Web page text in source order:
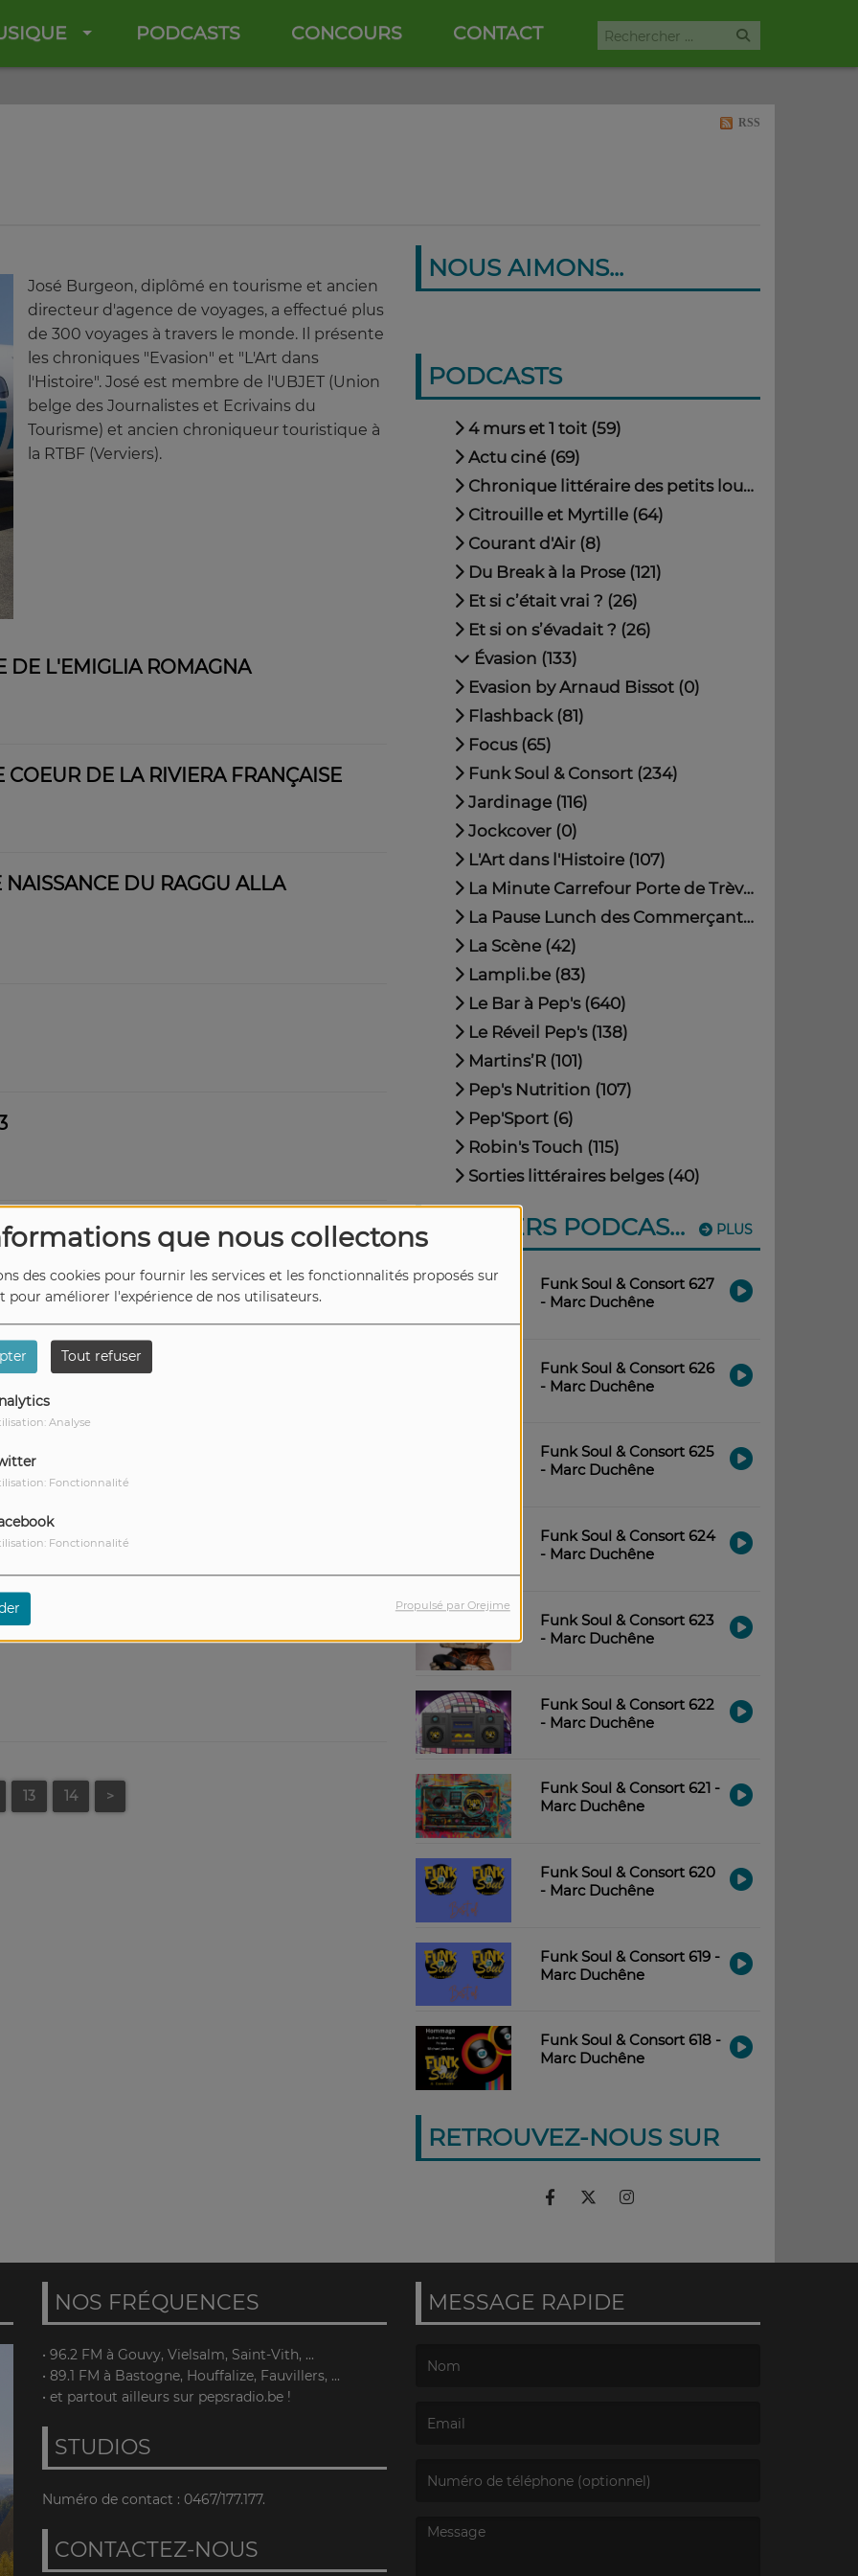
que nous collectons
des cookies pour fournir les services et les fonctionnalités proposés sur
pour améliorer l'expérience de nos utilisateurs.
Tout refuser
Analyse
Fonctionnalité
Fonctionnalité
Propulsé par Orejime
PODCASTS CONCOURS CONTACT
RSS
José Burgeon, diplômé en tourisme et ancien
directeur d'agence de voyages, a effectué plus
de 300 voyages à travers le monde. Il présente
les chroniques "Evasion" et "L'Art dans
l'Histoire". José est membre de l'UBJET (Union
belge des Journalistes et Ecrivains du
Tourisme) et ancien chroniqueur touristique à
la RTBF (Verviers).
DE L'EMIGLIA ROMAGNA
COEUR DE LA RIVIERA FRANÇAISE
DU RAGGU ALLA
13 14 >
NOUS AIMONS...
PODCASTS
4 murs et 1 toit (59)
Actu ciné (69)
Chronique littéraire des petits loustics (32)
Citrouille et Myrtille (64)
Courant d'Air (8)
Du Break à la Prose (121)
Et si c’était vrai ? (26)
Et si on s’évadait ? (26)
Évasion (133)
Evasion by Arnaud Bissot (0)
Flashback (81)
Focus (65)
Funk Soul & Consort (234)
Jardinage (116)
Jockcover (0)
L'Art dans l'Histoire (107)
La Minute Carrefour Porte de Trèves à Bastogne (23)
La Pause Lunch des Commerçants de Bastogne (6)
La Scène (42)
Lampli.be (83)
Le Bar à Pep's (640)
Le Réveil Pep's (138)
Martins’R (101)
Pep's Nutrition (107)
Pep'Sport (6)
Robin's Touch (115)
Sorties littéraires belges (40)
PLUS
DERNIERS PODCASTS
Funk Soul & Consort 627
- Marc Duchêne
Funk Soul & Consort 626
- Marc Duchêne
Funk Soul & Consort 625
- Marc Duchêne
Funk Soul & Consort 624
- Marc Duchêne
Funk Soul & Consort 623
- Marc Duchêne
Funk Soul & Consort 622
- Marc Duchêne
Funk Soul & Consort 621 -
Marc Duchêne
Funk Soul & Consort 620
- Marc Duchêne
Funk Soul & Consort 619 -
Marc Duchêne
Funk Soul & Consort 618 -
Marc Duchêne
RETROUVEZ-NOUS SUR
NOS FRÉQUENCES
• 96.2 FM à Gouvy, Vielsalm, Saint-Vith, ...
• 89.1 FM à Bastogne, Houffalize, Fauvillers, ...
• et partout ailleurs sur pepsradio.be !
STUDIOS
Numéro de contact : 0467/177.177.
CONTACTEZ-NOUS
MESSAGE RAPIDE